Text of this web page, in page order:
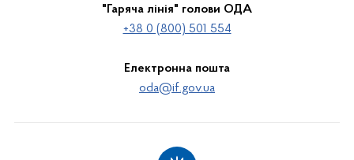
"Гаряча лінія" голови ОДА
+38 0 (800) 501 554
Електронна пошта
oda@if.gov.ua